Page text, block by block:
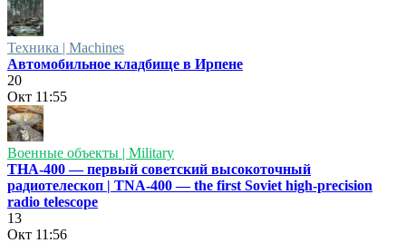
Техника | Machines
Автомобильное кладбище в Ирпене
20
Окт 11:55
Военные объекты | Military
ТНА-400 — первый советский высокоточный
радиотелескоп | TNA-400 — the first Soviet high-precision
radio telescope
13
Окт 11:56